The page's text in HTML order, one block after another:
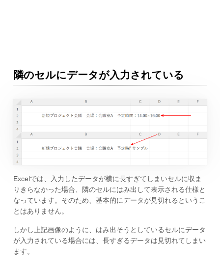
隣のセルにデータが入力されている
Excelでは、入力したデータが横に長すぎてしまいセルに収ま
りきらなかった場合、隣のセルにはみ出して表示される仕様と
なっています。そのため、基本的にデータが見切れるというこ
とはありません。
しかし上記画像のように、はみ出そうとしているセルにデータ
が入力されている場合には、長すぎるデータは見切れてしまい
ます。